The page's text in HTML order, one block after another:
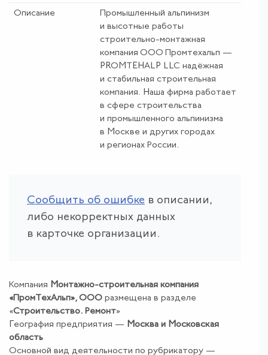
Описание
Промышленный альпинизм
и высотные работы
строительно-монтажная
компания ООО Промтехальп —
PROMTEHALP LLC надёжная
и стабильная строительная
компания. Наша фирма работает
в сфере строительства
и промышленного альпинизма
в Москве и других городах
и регионах России.
Сообщить об ошибке в описании,
либо некорректных данных
в карточке организации.
Компания Монтажно-строительная компания
«ПромТехАльп», ООО размещена в разделе
«Строительство. Ремонт»
География предприятия — Москва и Московская
область
Основной вид деятельности по рубрикатору —